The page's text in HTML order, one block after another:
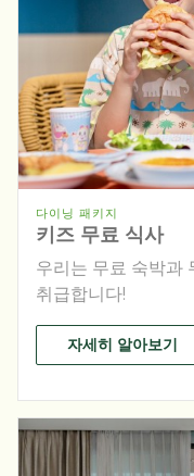
다이닝 패키지
키즈 무료 식사
우리는 무료 숙박과
취급합니다!
자세히 알아보기